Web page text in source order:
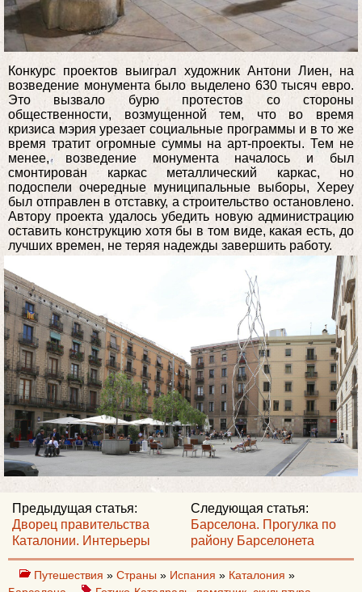
Конкурс проектов выиграл художник Антони Лиен, на
возведение монумента было выделено 630 тысяч евро.
Это вызвало бурю протестов со стороны
общественности, возмущенной тем, что во время
кризиса мэрия урезает социальные программы и в то же
время тратит огромные суммы на арт-проекты. Тем не
менее, возведение монумента началось и был
смонтирован каркас металлический каркас, но
подоспели очередные муниципальные выборы, Хереу
был отправлен в отставку, а строительство остановлено.
Автору проекта удалось убедить новую администрацию
оставить конструкцию хотя бы в том виде, какая есть, до
лучших времен, не теряя надежды завершить работу.
Следующая статья:
Барселона. Прогулка по
району Барселонета
Предыдущая статья:
Дворец правительства
Каталонии. Интерьеры
Путешествия » Страны » Испания » Каталония »